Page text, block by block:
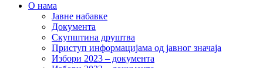
О нама
Јавне набавке
Документа
Скупштина друштва
Приступ информацијама од јавног значаја
Избори 2023 – документа